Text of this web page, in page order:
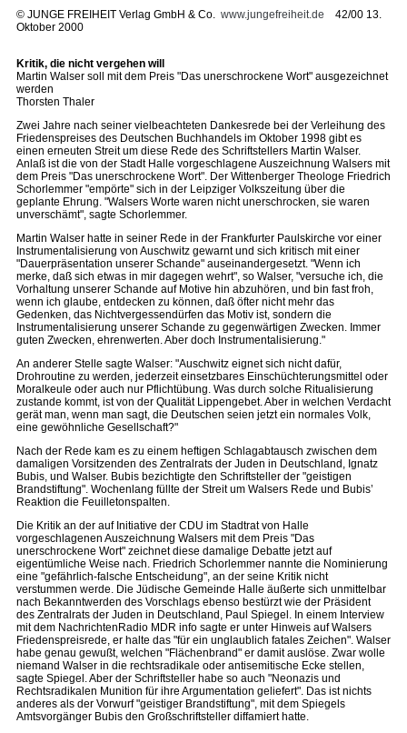
© JUNGE FREIHEIT Verlag GmbH & Co. www.jungefreiheit.de 42/00 13.
Oktober 2000
Kritik, die nicht vergehen will
Martin Walser soll mit dem Preis "Das unerschrockene Wort" ausgezeichnet
werden
Thorsten Thaler
Zwei Jahre nach seiner vielbeachteten Dankesrede bei der Verleihung des
Friedenspreises des Deutschen Buchhandels im Oktober 1998 gibt es
einen erneuten Streit um diese Rede des Schriftstellers Martin Walser.
Anlaß ist die von der Stadt Halle vorgeschlagene Auszeichnung Walsers mit
dem Preis "Das unerschrockene Wort". Der Wittenberger Theologe Friedrich
Schorlemmer "empörte" sich in der Leipziger Volkszeitung über die
geplante Ehrung. "Walsers Worte waren nicht unerschrocken, sie waren
unverschämt", sagte Schorlemmer.
Martin Walser hatte in seiner Rede in der Frankfurter Paulskirche vor einer
Instrumentalisierung von Auschwitz gewarnt und sich kritisch mit einer
"Dauerpräsentation unserer Schande" auseinandergesetzt. "Wenn ich
merke, daß sich etwas in mir dagegen wehrt", so Walser, "versuche ich, die
Vorhaltung unserer Schande auf Motive hin abzuhören, und bin fast froh,
wenn ich glaube, entdecken zu können, daß öfter nicht mehr das
Gedenken, das Nichtvergessendürfen das Motiv ist, sondern die
Instrumentalisierung unserer Schande zu gegenwärtigen Zwecken. Immer
guten Zwecken, ehrenwerten. Aber doch Instrumentalisierung."
An anderer Stelle sagte Walser: "Auschwitz eignet sich nicht dafür,
Drohroutine zu werden, jederzeit einsetzbares Einschüchterungsmittel oder
Moralkeule oder auch nur Pflichtübung. Was durch solche Ritualisierung
zustande kommt, ist von der Qualität Lippengebet. Aber in welchen Verdacht
gerät man, wenn man sagt, die Deutschen seien jetzt ein normales Volk,
eine gewöhnliche Gesellschaft?"
Nach der Rede kam es zu einem heftigen Schlagabtausch zwischen dem
damaligen Vorsitzenden des Zentralrats der Juden in Deutschland, Ignatz
Bubis, und Walser. Bubis bezichtigte den Schriftsteller der "geistigen
Brandstiftung". Wochenlang füllte der Streit um Walsers Rede und Bubis’
Reaktion die Feuilletonspalten.
Die Kritik an der auf Initiative der CDU im Stadtrat von Halle
vorgeschlagenen Auszeichnung Walsers mit dem Preis "Das
unerschrockene Wort" zeichnet diese damalige Debatte jetzt auf
eigentümliche Weise nach. Friedrich Schorlemmer nannte die Nominierung
eine "gefährlich-falsche Entscheidung", an der seine Kritik nicht
verstummen werde. Die Jüdische Gemeinde Halle äußerte sich unmittelbar
nach Bekanntwerden des Vorschlags ebenso bestürzt wie der Präsident
des Zentralrats der Juden in Deutschland, Paul Spiegel. In einem Interview
mit dem NachrichtenRadio MDR info sagte er unter Hinweis auf Walsers
Friedenspreisrede, er halte das "für ein unglaublich fatales Zeichen". Walser
habe genau gewußt, welchen "Flächenbrand" er damit auslöse. Zwar wolle
niemand Walser in die rechtsradikale oder antisemitische Ecke stellen,
sagte Spiegel. Aber der Schriftsteller habe so auch "Neonazis und
Rechtsradikalen Munition für ihre Argumentation geliefert". Das ist nichts
anderes als der Vorwurf "geistiger Brandstiftung", mit dem Spiegels
Amtsvorgänger Bubis den Großschriftsteller diffamiert hatte.